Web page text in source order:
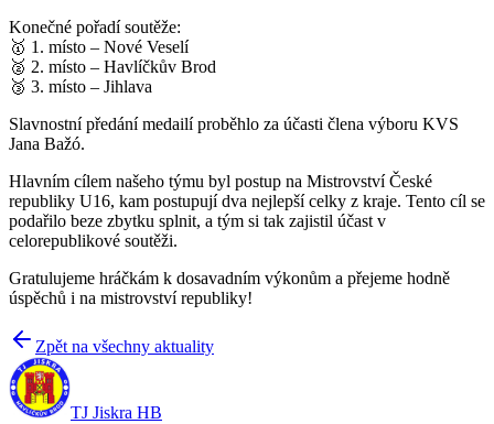
Konečné pořadí soutěže:
🥇 1. místo – Nové Veselí
🥈 2. místo – Havlíčkův Brod
🥉 3. místo – Jihlava
Slavnostní předání medailí proběhlo za účasti člena výboru KVS
Jana Bažó.
Hlavním cílem našeho týmu byl postup na Mistrovství České
republiky U16, kam postupují dva nejlepší celky z kraje. Tento cíl se
podařilo beze zbytku splnit, a tým si tak zajistil účast v
celorepublikové soutěži.
Gratulujeme hráčkám k dosavadním výkonům a přejeme hodně
úspěchů i na mistrovství republiky!
Zpět na všechny aktuality
TJ Jiskra HB